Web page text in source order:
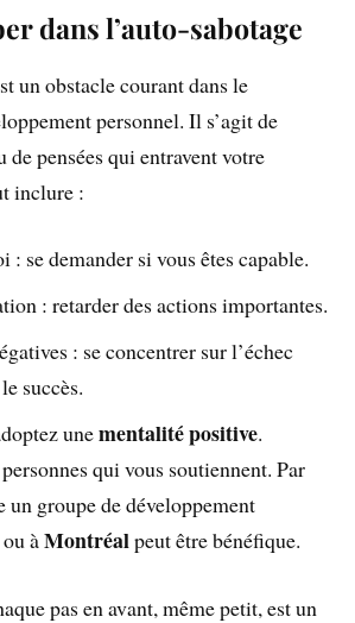
dans l’auto-sabotage
un obstacle courant dans le
personnel. Il s’agit de
de pensées qui entravent votre
inclure :
: se demander si vous êtes capable.
: retarder des actions importantes.
: se concentrer sur l’échec
succès.
unementalité positive.
qui vous soutiennent. Par
un groupe de développement
ou àMontréalpeut être bénéfique.
pas en avant, même petit, est un